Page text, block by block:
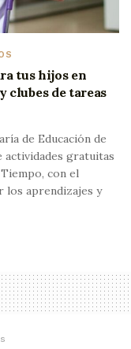
tus hijos en
clubes de tareas
de Educación de
actividades gratuitas
con el
aprendizajes y